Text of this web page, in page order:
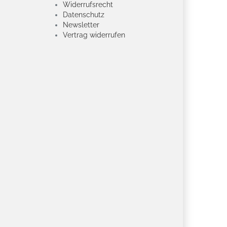
Widerrufsrecht
Datenschutz
Newsletter
Vertrag widerrufen